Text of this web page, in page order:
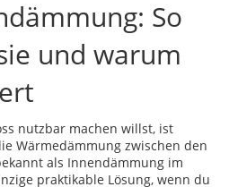
So
und warum
nutzbar machen willst, ist
Wärmedämmung zwischen den
als Innendämmung im
praktikable Lösung, wenn du